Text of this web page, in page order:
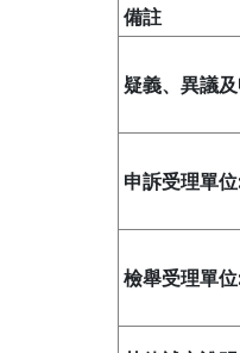
備註
疑義、異議
申訴受理單
檢舉受理單